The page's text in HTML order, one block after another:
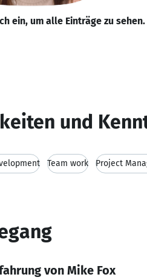
ein, um alle Einträge zu sehen.
und
Team work Project
von Mike Fox